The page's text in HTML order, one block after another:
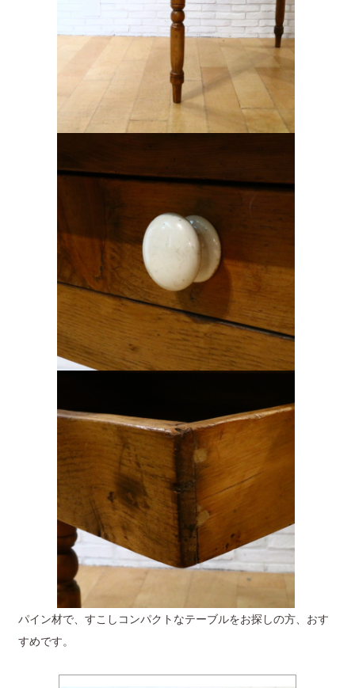
パイン材で、すこしコンパクトなテーブルをお探しの方、おす
すめです。